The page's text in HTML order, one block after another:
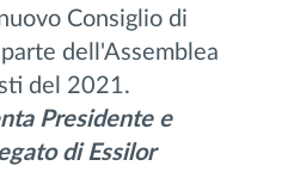
Consiglio di
dell'Assemblea
del 2021.
Presidente e
di Essilor